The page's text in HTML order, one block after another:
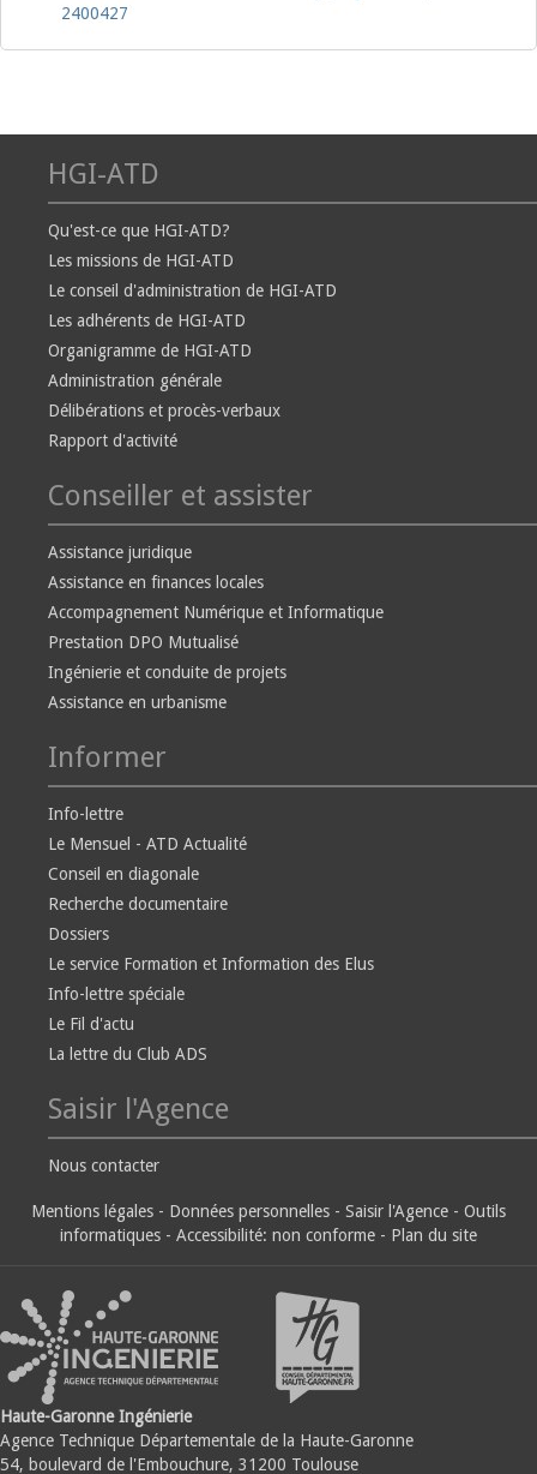
2400427
HGI-ATD
Qu'est-ce que HGI-ATD?
Les missions de HGI-ATD
Le conseil d'administration de HGI-ATD
Les adhérents de HGI-ATD
Organigramme de HGI-ATD
Administration générale
Délibérations et procès-verbaux
Rapport d'activité
Conseiller et assister
Assistance juridique
Assistance en finances locales
Accompagnement Numérique et Informatique
Prestation DPO Mutualisé
Ingénierie et conduite de projets
Assistance en urbanisme
Informer
Info-lettre
Le Mensuel - ATD Actualité
Conseil en diagonale
Recherche documentaire
Dossiers
Le service Formation et Information des Elus
Info-lettre spéciale
Le Fil d'actu
La lettre du Club ADS
Saisir l'Agence
Nous contacter
Mentions légales - Données personnelles - Saisir l'Agence - Outils
informatiques - Accessibilité: non conforme - Plan du site
Haute-Garonne Ingénierie
Agence Technique Départementale de la Haute-Garonne
54, boulevard de l'Embouchure, 31200 Toulouse